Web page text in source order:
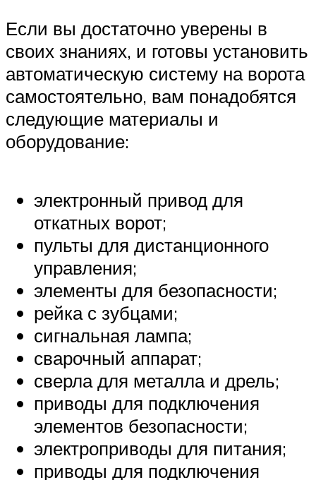
Если вы достаточно уверены в
своих знаниях, и готовы установить
автоматическую систему на ворота
самостоятельно, вам понадобятся
следующие материалы и
оборудование:
электронный привод для
откатных ворот;
пульты для дистанционного
управления;
элементы для безопасности;
рейка с зубцами;
сигнальная лампа;
сварочный аппарат;
сверла для металла и дрель;
приводы для подключения
элементов безопасности;
электроприводы для питания;
приводы для подключения